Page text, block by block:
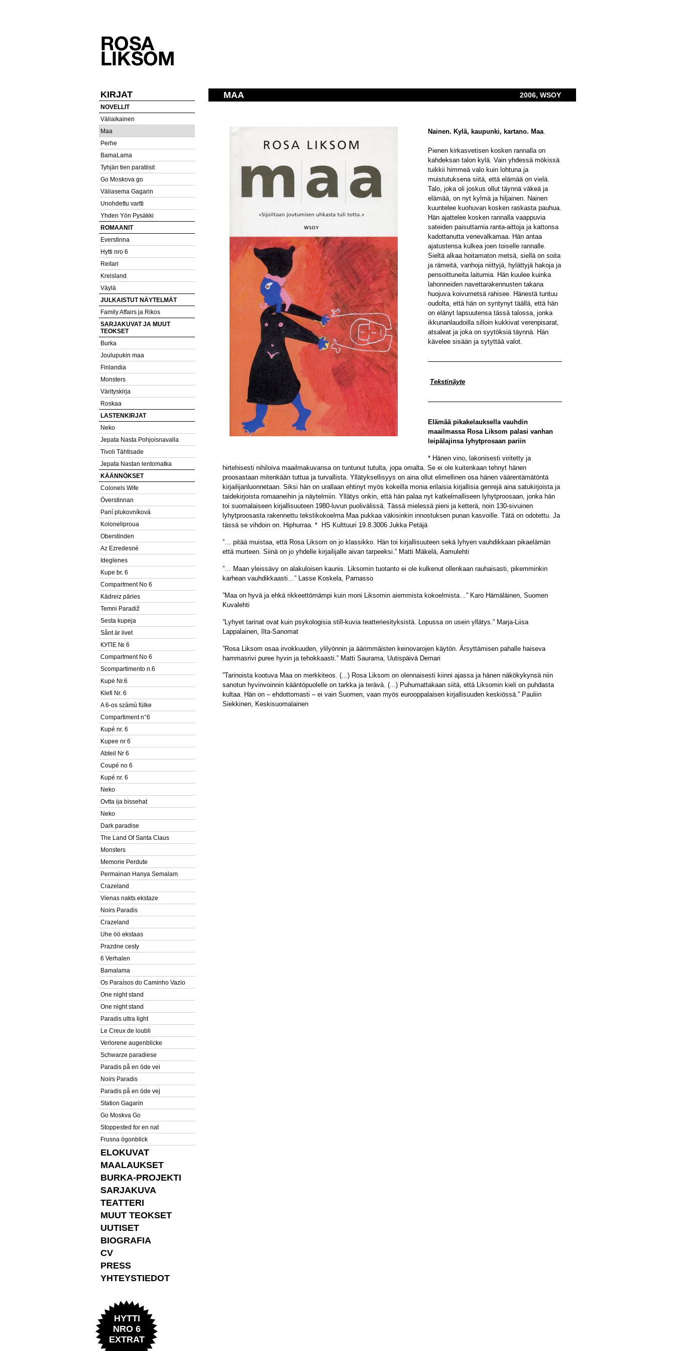
KIRJAT
NOVELLIT
Väliaikainen
Maa
Perhe
BamaLama
Tyhjän tien paratiisit
Go Moskova go
Väliasema Gagarin
Unohdettu vartti
Yhden Yön Pysäkki
ROMAANIT
Everstinna
Hytti nro 6
Reitari
Kreisland
Väylä
JULKAISTUT NÄYTELMÄT
Family Affairs ja Rikos
SARJAKUVAT JA MUUT
TEOKSET
Burka
Joulupukin maa
Finlandia
Monsters
Värityskirja
Roskaa
LASTENKIRJAT
Neko
Jepata Nasta Pohjoisnavalla
Tivoli Tähtisade
Jepata Nastan lentomatka
KÄÄNNÖKSET
Colonels Wife
Överstinnan
Paní plukovníková
Koloneliproua
Oberstinden
Az Ezredesné
Ideglenes
Kupe br. 6
Compartment No 6
Kādreiz pāries
Temni Paradiž
Sesta kupeja
Sånt är livet
КУПЕ № 6
Compartment No 6
Scompartimento n.6
Kupė Nr.6
Klefi Nr. 6
A 6-os számú fülke
Compartiment n°6
Kupé nr. 6
Kupee nr 6
Abteil Nr 6
Coupé no 6
Kupé nr. 6
Neko
Ovtta ija bissehat
Neko
Dark paradise
The Land Of Santa Claus
Monsters
Memorie Perdute
Permainan Hanya Semalam
Crazeland
Vienas nakts ekstaze
Noirs Paradis
Crazeland
Uhe öö ekstaas
Prazdne cesty
6 Verhalen
Bamalama
Os Paraísos do Caminho Vazio
One night stand
One night stand
Paradis ultra light
Le Creux de loubli
Verlorene augenblicke
Schwarze paradiese
Paradis på en öde vei
Noirs Paradis
Paradis på en öde vej
Station Gagarin
Go Moskva Go
Stoppested for en nat
Frusna ögonblick
ELOKUVAT
MAALAUKSET
BURKA-PROJEKTI
SARJAKUVA
TEATTERI
MUUT TEOKSET
UUTISET
BIOGRAFIA
CV
PRESS
YHTEYSTIEDOT
HYTTI
NRO 6
EXTRAT
MAA 2006, WSOY
Nainen. Kylä, kaupunki, kartano. Maa.
Pienen kirkasvetisen kosken rannalla on
kahdeksan talon kylä. Vain yhdessä mökissä
tuikkii himmeä valo kuin lohtuna ja
muistutuksena siitä, että elämää on vielä.
Talo, joka oli joskus ollut täynnä väkeä ja
elämää, on nyt kylmä ja hiljainen. Nainen
kuuntelee kuohuvan kosken raskasta pauhua.
Hän ajattelee kosken rannalla vaappuvia
sateiden paisuttamia ranta-aittoja ja kattonsa
kadottanutta venevalkamaa. Hän antaa
ajatustensa kulkea joen toiselle rannalle.
Sieltä alkaa hoitamaton metsä, siellä on soita
ja rämeitä, vanhoja niittyjä, hylättyjä hakoja ja
pensoittuneita laitumia. Hän kuulee kuinka
lahonneiden navettarakennusten takana
huojuva koivumetsä rahisee. Hänestä tuntuu
oudolta, että hän on syntynyt täällä, että hän
on elänyt lapsuutensa tässä talossa, jonka
ikkunanlaudoilla silloin kukkivat verenpisarat,
atsaleat ja joka on syytöksiä täynnä. Hän
kävelee sisään ja sytyttää valot.
Tekstinäyte
Elämää pikakelauksella vauhdin
maailmassa Rosa Liksom palasi vanhan
leipälajinsa lyhytprosaan pariin
* Hänen vino, lakonisesti viritetty ja
hirtehisesti nihiloiva maailmakuvansa on tuntunut tutulta, jopa omalta. Se ei ole kuitenkaan tehnyt hänen
proosastaan mitenkään tuttua ja turvallista. Yllätyksellisyys on aina ollut elimellinen osa hänen väärentämätöntä
kirjailijanluonnetaan. Siksi hän on urallaan ehtinyt myös kokeilla monia erilaisia kirjallisia genrejä aina satukirjoista ja
taidekirjoista romaaneihin ja näytelmiin. Yllätys onkin, että hän palaa nyt katkelmalliseen lyhytproosaan, jonka hän
toi suomalaiseen kirjallisuuteen 1980-luvun puolivälissä. Tässä mielessä pieni ja ketterä, noin 130-sivuinen
lyhytproosasta rakennettu tekstikokoelma Maa pukkaa väkisinkin innostuksen punan kasvoille. Tätä on odotettu. Ja
tässä se vihdoin on. Hiphurraa. * HS Kulttuuri 19.8.3006 Jukka Petäjä
”… pitää muistaa, että Rosa Liksom on jo klassikko. Hän toi kirjallisuuteen sekä lyhyen vauhdikkaan pikaelämän
että murteen. Siinä on jo yhdelle kirjailijalle aivan tarpeeksi.” Matti Mäkelä, Aamulehti
”… Maan yleissävy on alakuloisen kaunis. Liksomin tuotanto ei ole kulkenut ollenkaan rauhaisasti, pikemminkin
karhean vauhdikkaasti…” Lasse Koskela, Parnasso
”Maa on hyvä ja ehkä rikkeettömämpi kuin moni Liksomin aiemmista kokoelmista…” Karo Hämäläinen, Suomen
Kuvalehti
”Lyhyet tarinat ovat kuin psykologisia still-kuvia teatteriesityksistä. Lopussa on usein yllätys.” Marja-Liisa
Lappalainen, Ilta-Sanomat
”Rosa Liksom osaa irvokkuuden, ylilyönnin ja äärimmäisten keinovarojen käytön. Ärsyttämisen pahalle haiseva
hammasrivi puree hyvin ja tehokkaasti.” Matti Saurama, Uutispäivä Demari
”Tarinoista kootuva Maa on merkkiteos. (...) Rosa Liksom on olennaisesti kiinni ajassa ja hänen näkökykynsä niin
sanotun hyvinvoinnin kääntöpuolelle on tarkka ja terävä. (...) Puhumattakaan siitä, että Liksomin kieli on puhdasta
kultaa. Hän on – ehdottomasti – ei vain Suomen, vaan myös eurooppalaisen kirjallisuuden keskiössä.” Pauliin
Siekkinen, Keskisuomalainen